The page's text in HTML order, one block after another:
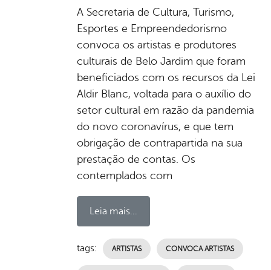
A Secretaria de Cultura, Turismo,
Esportes e Empreendedorismo
convoca os artistas e produtores
culturais de Belo Jardim que foram
beneficiados com os recursos da Lei
Aldir Blanc, voltada para o auxílio do
setor cultural em razão da pandemia
do novo coronavírus, e que tem
obrigação de contrapartida na sua
prestação de contas. Os
contemplados com
Leia mais...
tags: ARTISTAS CONVOCA ARTISTAS